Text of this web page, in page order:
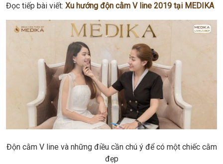
Đọc tiếp bài viết: Xu hướng độn cằm V line 2019 tại MEDIKA
Độn cằm V line và những điều cần chú ý để có một chiếc cằm
đẹp